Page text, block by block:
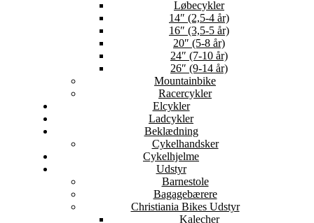
Løbecykler
14″ (2,5-4 år)
16″ (3,5-5 år)
20″ (5-8 år)
24″ (7-10 år)
26″ (9-14 år)
Mountainbike
Racercykler
Elcykler
Ladcykler
Beklædning
Cykelhandsker
Cykelhjelme
Udstyr
Barnestole
Bagagebærere
Christiania Bikes Udstyr
Kalecher